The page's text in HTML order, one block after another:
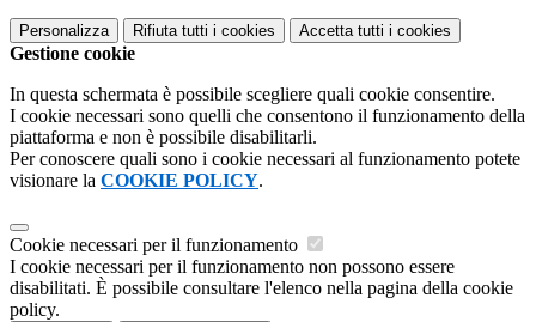
Personalizza Rifiuta tutti i cookies Accetta tutti i cookies
Gestione cookie
In questa schermata è possibile scegliere quali cookie consentire.
I cookie necessari sono quelli che consentono il funzionamento della
piattaforma e non è possibile disabilitarli.
Per conoscere quali sono i cookie necessari al funzionamento potete
visionare la COOKIE POLICY.
Cookie necessari per il funzionamento
I cookie necessari per il funzionamento non possono essere
disabilitati. È possibile consultare l'elenco nella pagina della cookie
policy.